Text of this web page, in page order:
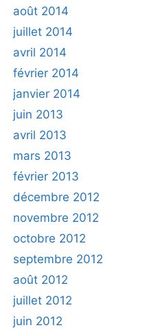
août 2014
juillet 2014
avril 2014
février 2014
janvier 2014
juin 2013
avril 2013
mars 2013
février 2013
décembre 2012
novembre 2012
octobre 2012
septembre 2012
août 2012
juillet 2012
juin 2012